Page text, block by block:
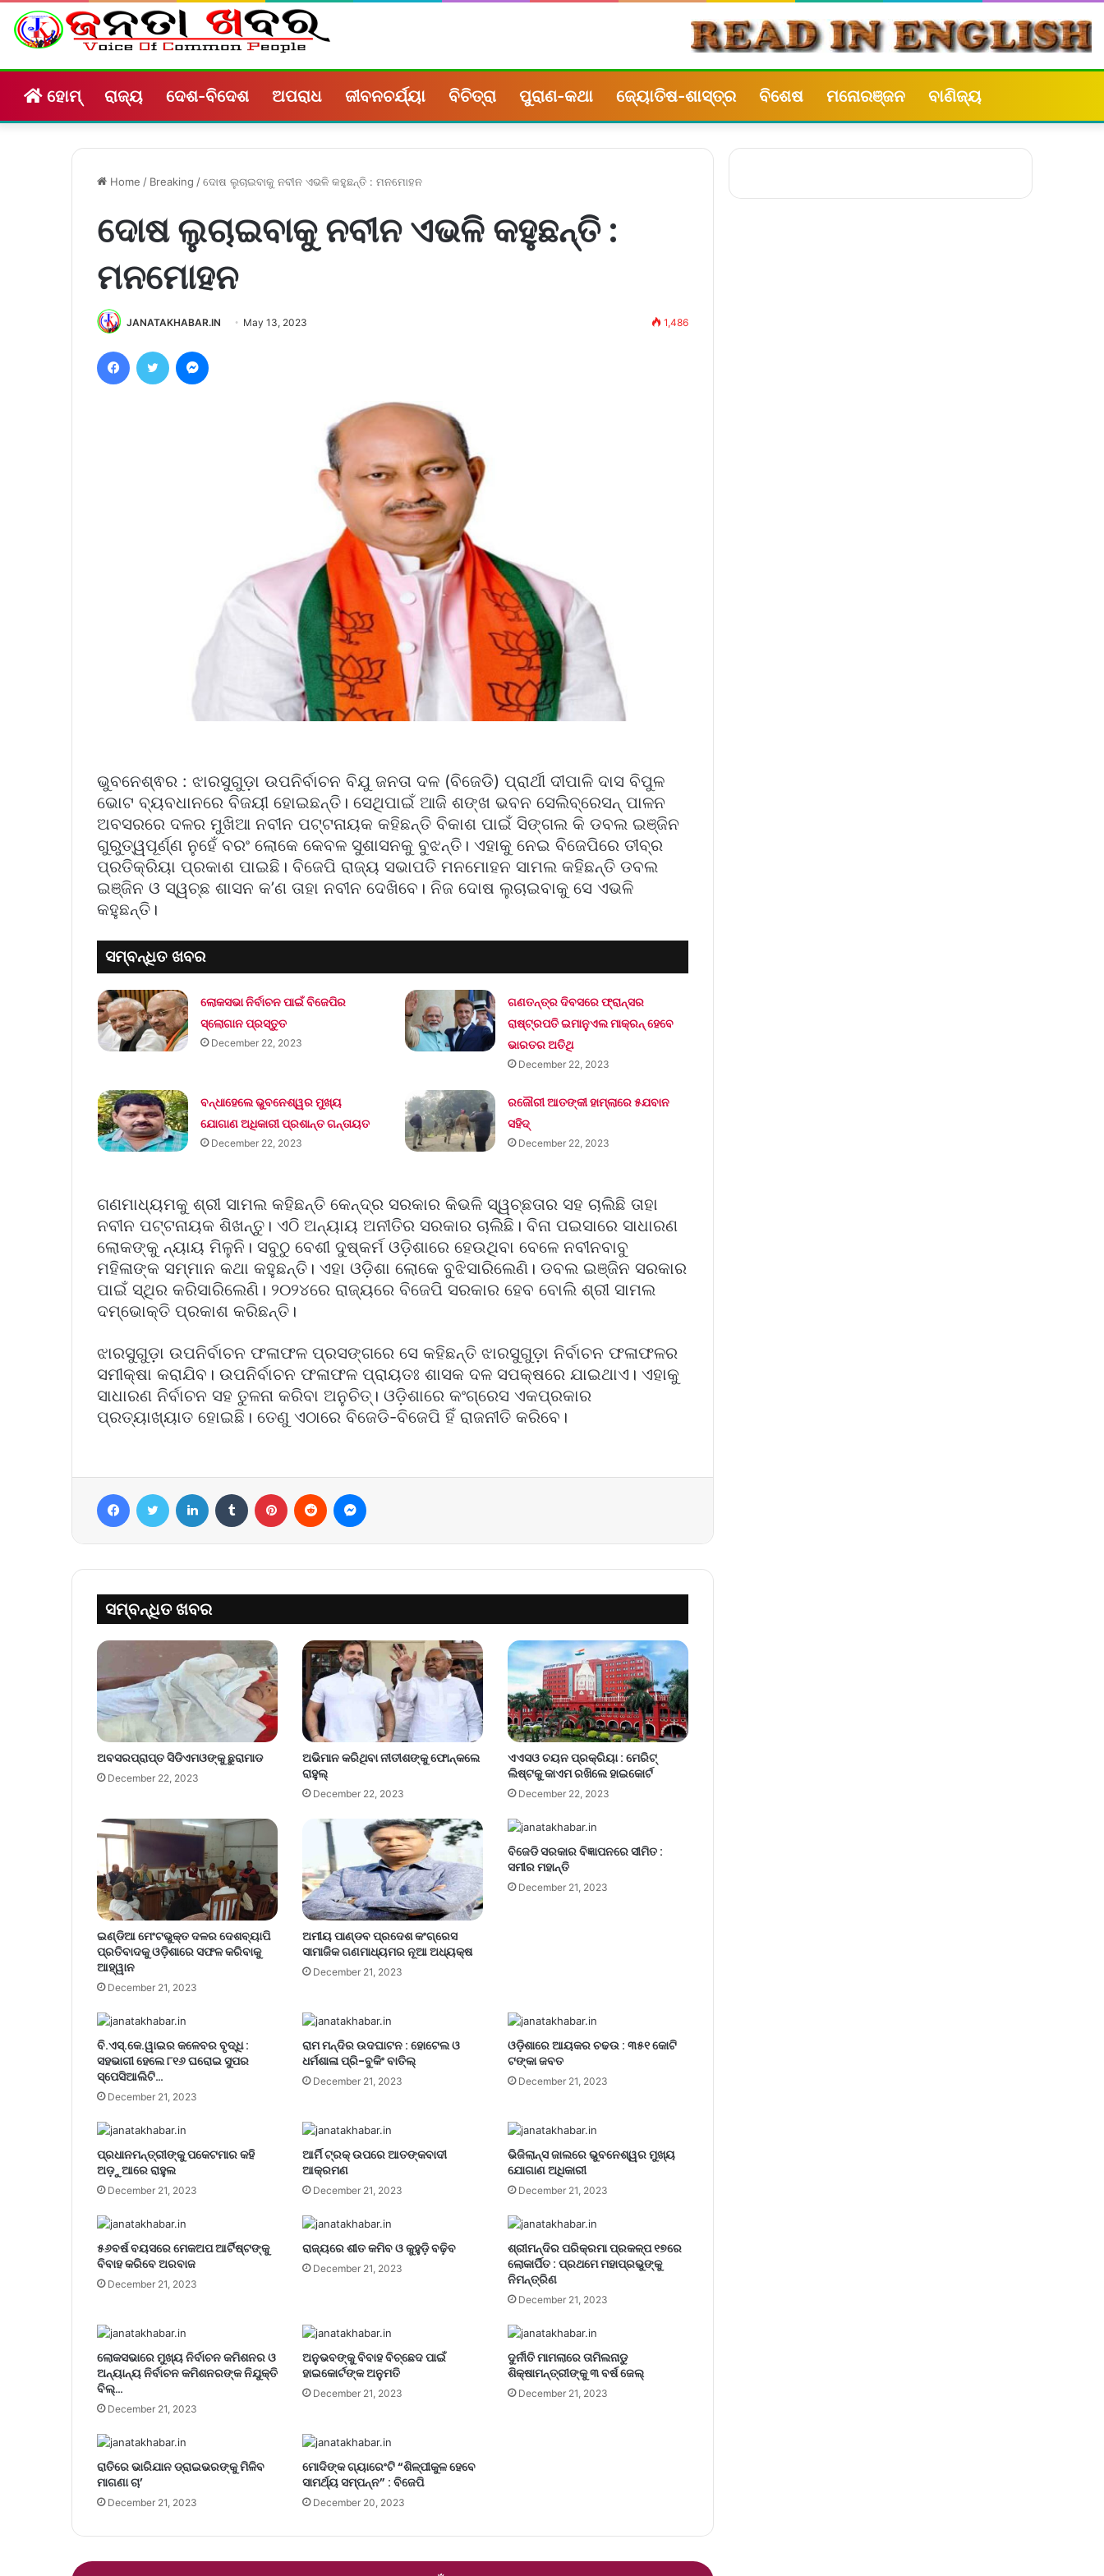
ହୋମ୍ ରାଜ୍ୟ ଦେଶ-ବିଦେଶ ଅପରାଧ ଜୀବନଚର୍ଯ୍ୟା ବିଚିତ୍ରା ପୁରାଣ-କଥା ଜ୍ୟୋତିଷ-ଶାସ୍ତ୍ର ବିଶେଷ ମନୋରଞ୍ଜନ ବାଣିଜ୍ୟ
Home / Breaking /ଦୋଷ ଲୁଚାଇବାକୁ ନବୀନ ଏଭଳି କହୁଛନ୍ତି : ମନମୋହନ
ଦୋଷ ଲୁଚାଇବାକୁ ନବୀନ ଏଭଳି କହୁଛନ୍ତି :
ମନମୋହନ
JANATAKHABAR.IN May 13, 2023 1,486
FacebookTwitter
ଭୁବନେଶ୍ଵର : ଝାରସୁଗୁଡ଼ା ଉପନିର୍ବାଚନ ବିଯୁ ଜନତା ଦଳ (ବିଜେଡି) ପ୍ରାର୍ଥୀ ଦୀପାଳି ଦାସ ବିପୁଳ
ଭୋଟ ବ୍ୟବଧାନରେ ବିଜୟୀ ହୋଇଛନ୍ତି। ସେଥିପାଇଁ ଆଜି ଶଙ୍ଖ ଭବନ ସେଲିବ୍ରେସନ୍ ପାଳନ
ଅବସରରେ ଦଳର ମୁଖିଆ ନବୀନ ପଟ୍ଟନାୟକ କହିଛନ୍ତି ବିକାଶ ପାଇଁ ସିଙ୍ଗଲ କି ଡବଲ ଇଞ୍ଜିନ
ଗୁରୁତ୍ୱପୂର୍ଣ୍ଣ ନୁହେଁ ବରଂ ଲୋକେ କେବଳ ସୁଶାସନକୁ ବୁଝନ୍ତି। ଏହାକୁ ନେଇ ବିଜେପିରେ ତୀବ୍ର
ପ୍ରତିକ୍ରିୟା ପ୍ରକାଶ ପାଇଛି। ବିଜେପି ରାଜ୍ୟ ସଭାପତି ମନମୋହନ ସାମଲ କହିଛନ୍ତି ଡବଲ
ଇଞ୍ଜିନ ଓ ସ୍ୱଚ୍ଛ ଶାସନ କ’ଣ ତାହା ନବୀନ ଦେଖିବେ। ନିଜ ଦୋଷ ଲୁଚାଇବାକୁ ସେ ଏଭଳି
କହୁଛନ୍ତି।
ସମ୍ବନ୍ଧିତ ଖବର
ଲୋକସଭା ନିର୍ବାଚନ ପାଇଁ ବିଜେପିର
ସ୍ଲୋଗାନ ପ୍ରସ୍ତୁତ
December 22, 2023
ଗଣତନ୍ତ୍ର ଦିବସରେ ଫ୍ରାନ୍ସର
ରାଷ୍ଟ୍ରପତି ଇମାନୁଏଲ ମାକ୍ରନ୍‌ ହେବେ
ଭାରତର ଅତିଥି
December 22, 2023
ବନ୍ଧାହେଲେ ଭୁବନେଶ୍ୱର ମୁଖ୍ୟ
ଯୋଗାଣ ଅଧିକାରୀ ପ୍ରଶାନ୍ତ ଗନ୍ତାୟତ
December 22, 2023
ରଜୌରୀ ଆତଙ୍କୀ ହାମ୍‌ଲାରେ ୫ଯବାନ
ସହିଦ୍
December 22, 2023
ଗଣମାଧ୍ୟମକୁ ଶ୍ରୀ ସାମଲ କହିଛନ୍ତି କେନ୍ଦ୍ର ସରକାର କିଭଳି ସ୍ୱଚ୍ଛତାର ସହ ଚାଲିଛି ତାହା
ନବୀନ ପଟ୍ଟନାୟକ ଶିଖନ୍ତୁ। ଏଠି ଅନ୍ୟାୟ ଅନୀତିର ସରକାର ଚାଲିଛି। ବିନା ପଇସାରେ ସାଧାରଣ
ଲୋକଙ୍କୁ ନ୍ୟାୟ ମିଳୁନି। ସବୁଠୁ ବେଶୀ ଦୁଷ୍କର୍ମ ଓଡ଼ିଶାରେ ହେଉଥିବା ବେଳେ ନବୀନବାବୁ
ମହିଳାଙ୍କ ସମ୍ମାନ କଥା କହୁଛନ୍ତି। ଏହା ଓଡ଼ିଶା ଲୋକେ ବୁଝିସାରିଲେଣି। ଡବଲ ଇଞ୍ଜିନ ସରକାର
ପାଇଁ ସ୍ଥିର କରିସାରିଲେଣି। ୨୦୨୪ରେ ରାଜ୍ୟରେ ବିଜେପି ସରକାର ହେବ ବୋଲି ଶ୍ରୀ ସାମଲ
ଦମ୍ଭୋକ୍ତି ପ୍ରକାଶ କରିଛନ୍ତି।
ଝାରସୁଗୁଡ଼ା ଉପନିର୍ବାଚନ ଫଳାଫଳ ପ୍ରସଙ୍ଗରେ ସେ କହିଛନ୍ତି ଝାରସୁଗୁଡ଼ା ନିର୍ବାଚନ ଫଳାଫଳର
ସମୀକ୍ଷା କରାଯିବ। ଉପନିର୍ବାଚନ ଫଳାଫଳ ପ୍ରାୟତଃ ଶାସକ ଦଳ ସପକ୍ଷରେ ଯାଇଥାଏ। ଏହାକୁ
ସାଧାରଣ ନିର୍ବାଚନ ସହ ତୁଳନା କରିବା ଅନୁଚିତ୍। ଓଡ଼ିଶାରେ କଂଗ୍ରେସ ଏକପ୍ରକାର
ପ୍ରତ୍ୟାଖ୍ୟାତ ହୋଇଛି। ତେଣୁ ଏଠାରେ ବିଜେଡି-ବିଜେପି ହିଁ ରାଜନୀତି କରିବେ।
FacebookTwitter LinkedIn Tumblr Pinterest Reddit
ସମ୍ବନ୍ଧିତ ଖବର
ଅବସରପ୍ରାପ୍ତ ସିଡିଏମଓଙ୍କୁ ଛୁରାମାଡ
December 22, 2023
ଅଭିମାନ କରିଥିବା ନୀତୀଶଙ୍କୁ ଫୋନ୍‌କଲେ
ରାହୁଲ୍‌
December 22, 2023
ଏଏସଓ ଚୟନ ପ୍ରକ୍ରିୟା : ମେରିଟ୍
ଲିଷ୍ଟକୁ କାଏମ ରଖିଲେ ହାଇକୋର୍ଟ
December 22, 2023
ଇଣ୍ଡିଆ ମେଂଟଭୁକ୍ତ ଦଳର ଦେଶବ୍ୟାପି
ପ୍ରତିବାଦକୁ ଓଡ଼ିଶାରେ ସଫଳ କରିବାକୁ
ଆହ୍ୱାନ
December 21, 2023
ଅମୀୟ ପାଣ୍ଡବ ପ୍ରଦେଶ କଂଗ୍ରେସ
ସାମାଜିକ ଗଣମାଧ୍ୟମର ନୂଆ ଅଧ୍ୟକ୍ଷ
December 21, 2023
ବିଜେଡି ସରକାର ବିଜ୍ଞାପନରେ ସୀମିତ :
ସମୀର ମହାନ୍ତି
December 21, 2023
ବି.ଏସ୍.କେ.ୱାଇର କଳେବର ବୃଦ୍ଧି :
ସହଭାଗୀ ହେଲେ ୮୧୬ ଘରୋଇ ସୁପର
ସ୍ପେସିଆଲିଟି…
December 21, 2023
ରାମ ମନ୍ଦିର ଉଦଘାଟନ : ହୋଟେଲ ଓ
ଧର୍ମଶାଳା ପ୍ରି-ବୁକିଂ ବାତିଲ୍
December 21, 2023
ଓଡ଼ିଶାରେ ଆୟକର ଚଢଉ : ୩୫୧ କୋଟି
ଟଙ୍କା ଜବତ
December 21, 2023
ପ୍ରଧାନମନ୍ତ୍ରୀଙ୍କୁ ପକେଟମାର କହି
ଅଡ଼ୁଆରେ ରାହୁଲ
December 21, 2023
ଆର୍ମି ଟ୍ରକ୍ ଉପରେ ଆତଙ୍କବାଦୀ
ଆକ୍ରମଣ
December 21, 2023
ଭିଜିଲାନ୍ସ ଜାଲରେ ଭୁବନେଶ୍ୱର ମୁଖ୍ୟ
ଯୋଗାଣ ଅଧିକାରୀ
December 21, 2023
୫୬ବର୍ଷ ବୟସରେ ମେକଅପ ଆର୍ଟିଷ୍ଟଙ୍କୁ
ବିବାହ କରିବେ ଅରବାଜ
December 21, 2023
ରାଜ୍ୟରେ ଶୀତ କମିବ ଓ କୁହୁଡ଼ି ବଢ଼ିବ
December 21, 2023
ଶ୍ରୀମନ୍ଦିର ପରିକ୍ରମା ପ୍ରକଳ୍ପ ୧୭ରେ
ଲୋକାର୍ପିତ : ପ୍ରଥମେ ମହାପ୍ରଭୁଙ୍କୁ
ନିମନ୍ତ୍ରିଣ
December 21, 2023
ଲୋକସଭାରେ ମୁଖ୍ୟ ନିର୍ବାଚନ କମିଶନର ଓ
ଅନ୍ୟାନ୍ୟ ନିର୍ବାଚନ କମିଶନରଙ୍କ ନିଯୁକ୍ତି
ବିଲ୍…
December 21, 2023
ଅନୁଭବଙ୍କୁ ବିବାହ ବିଚ୍ଛେଦ ପାଇଁ
ହାଇକୋର୍ଟଙ୍କ ଅନୁମତି
December 21, 2023
ଦୁର୍ନୀତି ମାମଲାରେ ତାମିଲନାଡୁ
ଶିକ୍ଷାମନ୍ତ୍ରୀଙ୍କୁ ୩ ବର୍ଷ ଜେଲ୍‌
December 21, 2023
ରାତିରେ ଭାରିଯାନ ଡ୍ରାଇଭରଙ୍କୁ ମିଳିବ
ମାଗଣା ଚା’
December 21, 2023
ମୋଦିଙ୍କ ଗ୍ୟାରେଂଟି “ଶିଳ୍ପୀକୁଳ ହେବେ
ସାମର୍ଥ୍ୟ ସମ୍ପନ୍ନ” : ବିଜେପି
December 20, 2023